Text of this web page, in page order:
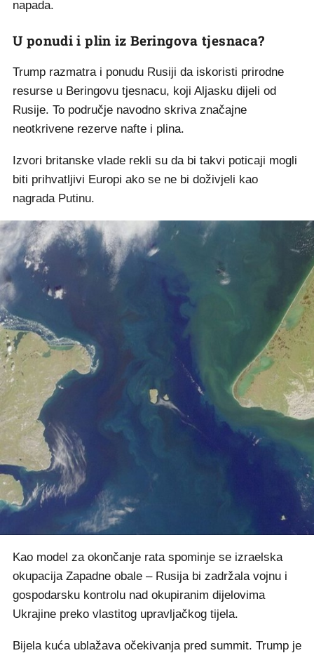
napada.
U ponudi i plin iz Beringova tjesnaca?
Trump razmatra i ponudu Rusiji da iskoristi prirodne
resurse u Beringovu tjesnacu, koji Aljasku dijeli od
Rusije. To područje navodno skriva značajne
neotkrivene rezerve nafte i plina.
Izvori britanske vlade rekli su da bi takvi poticaji mogli
biti prihvatljivi Europi ako se ne bi doživjeli kao
nagrada Putinu.
Kao model za okončanje rata spominje se izraelska
okupacija Zapadne obale – Rusija bi zadržala vojnu i
gospodarsku kontrolu nad okupiranim dijelovima
Ukrajine preko vlastitog upravljačkog tijela.
Bijela kuća ublažava očekivanja pred summit. Trump je